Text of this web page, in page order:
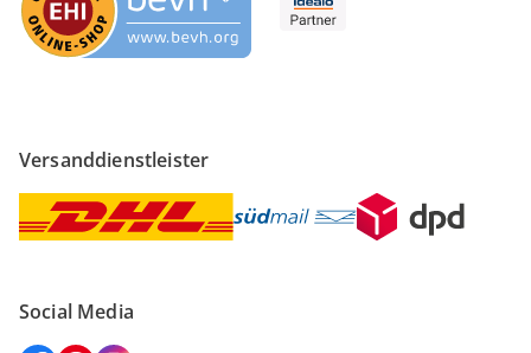
Versanddienstleister
Social Media